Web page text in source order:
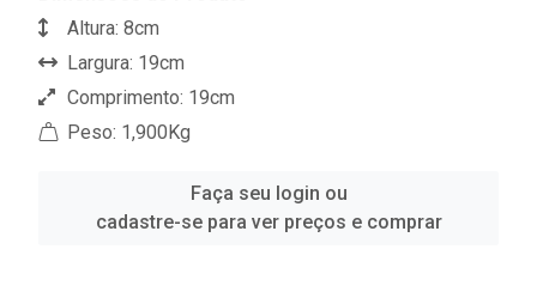
Altura: 8cm
Largura: 19cm
Comprimento: 19cm
Peso: 1,900Kg
Faça seu login ou
cadastre-se para ver preços e comprar